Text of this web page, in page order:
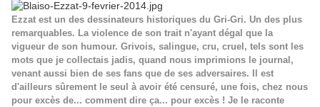
Ezzat est un des dessinateurs historiques du Gri-Gri. Un des plus
remarquables. La violence de son trait n'ayant dégal que la
vigueur de son humour. Grivois, salingue, cru, cruel, tels sont les
mots que je collectais jadis, quand nous imprimions le journal,
venant aussi bien de ses fans que de ses adversaires. Il est
d'ailleurs sûrement le seul à avoir été censuré, une fois, chez nous
pour excès de... comment dire ça... pour excès ! Je le raconte